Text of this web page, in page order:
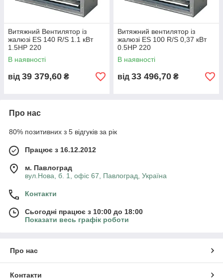
Витяжний Вентилятор із
жалюзі ES 140 R/S 1.1 кВт
1.5НР 220
В наявності
від 39 379,60 ₴
Витяжний вентилятор із
жалюзі ES 100 R/S 0,37 кВт
0.5НР 220
В наявності
від 33 496,70 ₴
Про нас
80% позитивних з 5 відгуків за рік
Працює з 16.12.2012
м. Павлоград
вул.Нова, б. 1, офіс 67, Павлоград, Україна
Контакти
Сьогодні працює з 10:00 до 18:00
Показати весь графік роботи
Про нас
Контакти